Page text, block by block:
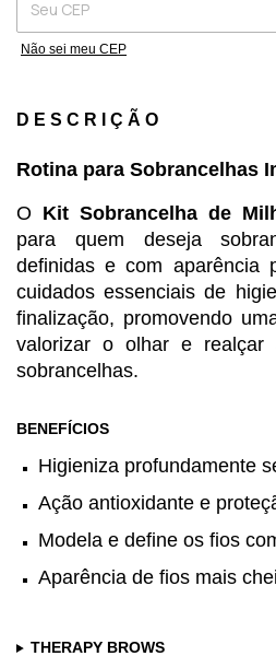
Não sei meu CEP
DESCRIÇÃO
Rotina para Sobrancelhas
O Kit Sobrancelha de
para quem deseja
definidas e com aparência
cuidados essenciais de
finalização, promovendo
valorizar o olhar e realçar
sobrancelhas.
BENEFÍCIOS
Higieniza profundamente
Ação antioxidante e
Modela e define os fios
Aparência de fios mais
THERAPY BROWS